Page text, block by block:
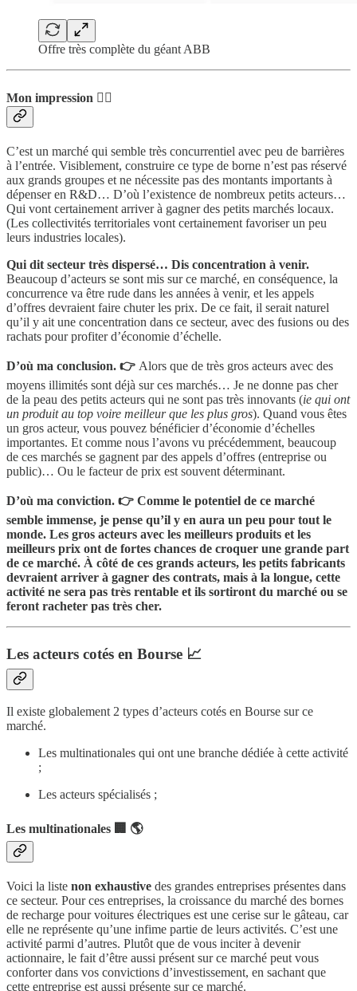
Offre très complète du géant ABB
Mon impression 👨‍⚖️
C’est un marché qui semble très concurrentiel avec peu de barrières
à l’entrée. Visiblement, construire ce type de borne n’est pas réservé
aux grands groupes et ne nécessite pas des montants importants à
dépenser en R&D… D’où l’existence de nombreux petits acteurs…
Qui vont certainement arriver à gagner des petits marchés locaux.
(Les collectivités territoriales vont certainement favoriser un peu
leurs industries locales).
Qui dit secteur très dispersé… Dis concentration à venir.
Beaucoup d’acteurs se sont mis sur ce marché, en conséquence, la
concurrence va être rude dans les années à venir, et les appels
d’offres devraient faire chuter les prix. De ce fait, il serait naturel
qu’il y ait une concentration dans ce secteur, avec des fusions ou des
rachats pour profiter d’économie d’échelle.
D’où ma conclusion. 👉 Alors que de très gros acteurs avec des
moyens illimités sont déjà sur ces marchés… Je ne donne pas cher
de la peau des petits acteurs qui ne sont pas très innovants (ie qui ont
un produit au top voire meilleur que les plus gros). Quand vous êtes
un gros acteur, vous pouvez bénéficier d’économie d’échelles
importantes. Et comme nous l’avons vu précédemment, beaucoup
de ces marchés se gagnent par des appels d’offres (entreprise ou
public)… Ou le facteur de prix est souvent déterminant.
D’où ma conviction. 👉 Comme le potentiel de ce marché
semble immense, je pense qu’il y en aura un peu pour tout le
monde. Les gros acteurs avec les meilleurs produits et les
meilleurs prix ont de fortes chances de croquer une grande part
de ce marché. À côté de ces grands acteurs, les petits fabricants
devraient arriver à gagner des contrats, mais à la longue, cette
activité ne sera pas très rentable et ils sortiront du marché ou se
feront racheter pas très cher.
Les acteurs cotés en Bourse 📈
Il existe globalement 2 types d’acteurs cotés en Bourse sur ce
marché.
Les multinationales qui ont une branche dédiée à cette activité
;
Les acteurs spécialisés ;
Les multinationales 🏢 🌎
Voici la liste non exhaustive des grandes entreprises présentes dans
ce secteur. Pour ces entreprises, la croissance du marché des bornes
de recharge pour voitures électriques est une cerise sur le gâteau, car
elle ne représente qu’une infime partie de leurs activités. C’est une
activité parmi d’autres. Plutôt que de vous inciter à devenir
actionnaire, le fait d’être aussi présent sur ce marché peut vous
conforter dans vos convictions d’investissement, en sachant que
cette entreprise est aussi présente sur ce marché.